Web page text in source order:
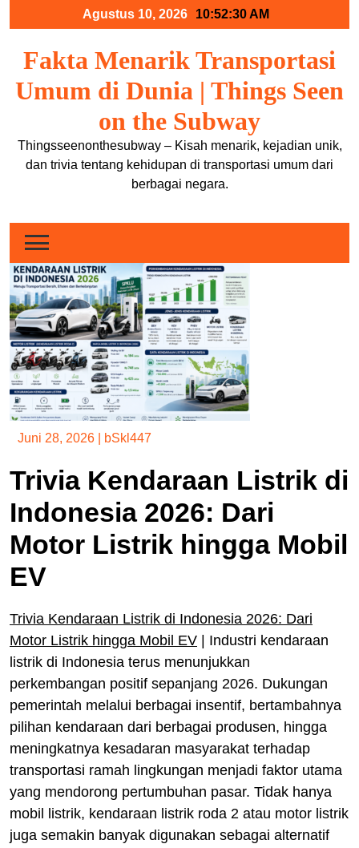
Agustus 10, 2026 10:52:30 AM
Fakta Menarik Transportasi
Umum di Dunia | Things Seen
on the Subway
Thingsseenonthesubway – Kisah menarik, kejadian unik,
dan trivia tentang kehidupan di transportasi umum dari
berbagai negara.
Juni 28, 2026 bSkl447
Trivia Kendaraan Listrik di
Indonesia 2026: Dari
Motor Listrik hingga Mobil
EV
Trivia Kendaraan Listrik di Indonesia 2026: Dari
Motor Listrik hingga Mobil EV | Industri kendaraan
listrik di Indonesia terus menunjukkan
perkembangan positif sepanjang 2026. Dukungan
pemerintah melalui berbagai insentif, bertambahnya
pilihan kendaraan dari berbagai produsen, hingga
meningkatnya kesadaran masyarakat terhadap
transportasi ramah lingkungan menjadi faktor utama
yang mendorong pertumbuhan pasar. Tidak hanya
mobil listrik, kendaraan listrik roda 2 atau motor listrik
juga semakin banyak digunakan sebagai alternatif